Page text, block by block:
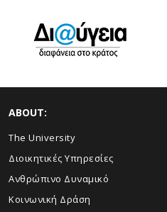
ABOUT:
The University
Διοικητικές Υπηρεσίες
Ανθρώπινο Δυναμικό
Κοινωνική Δράση